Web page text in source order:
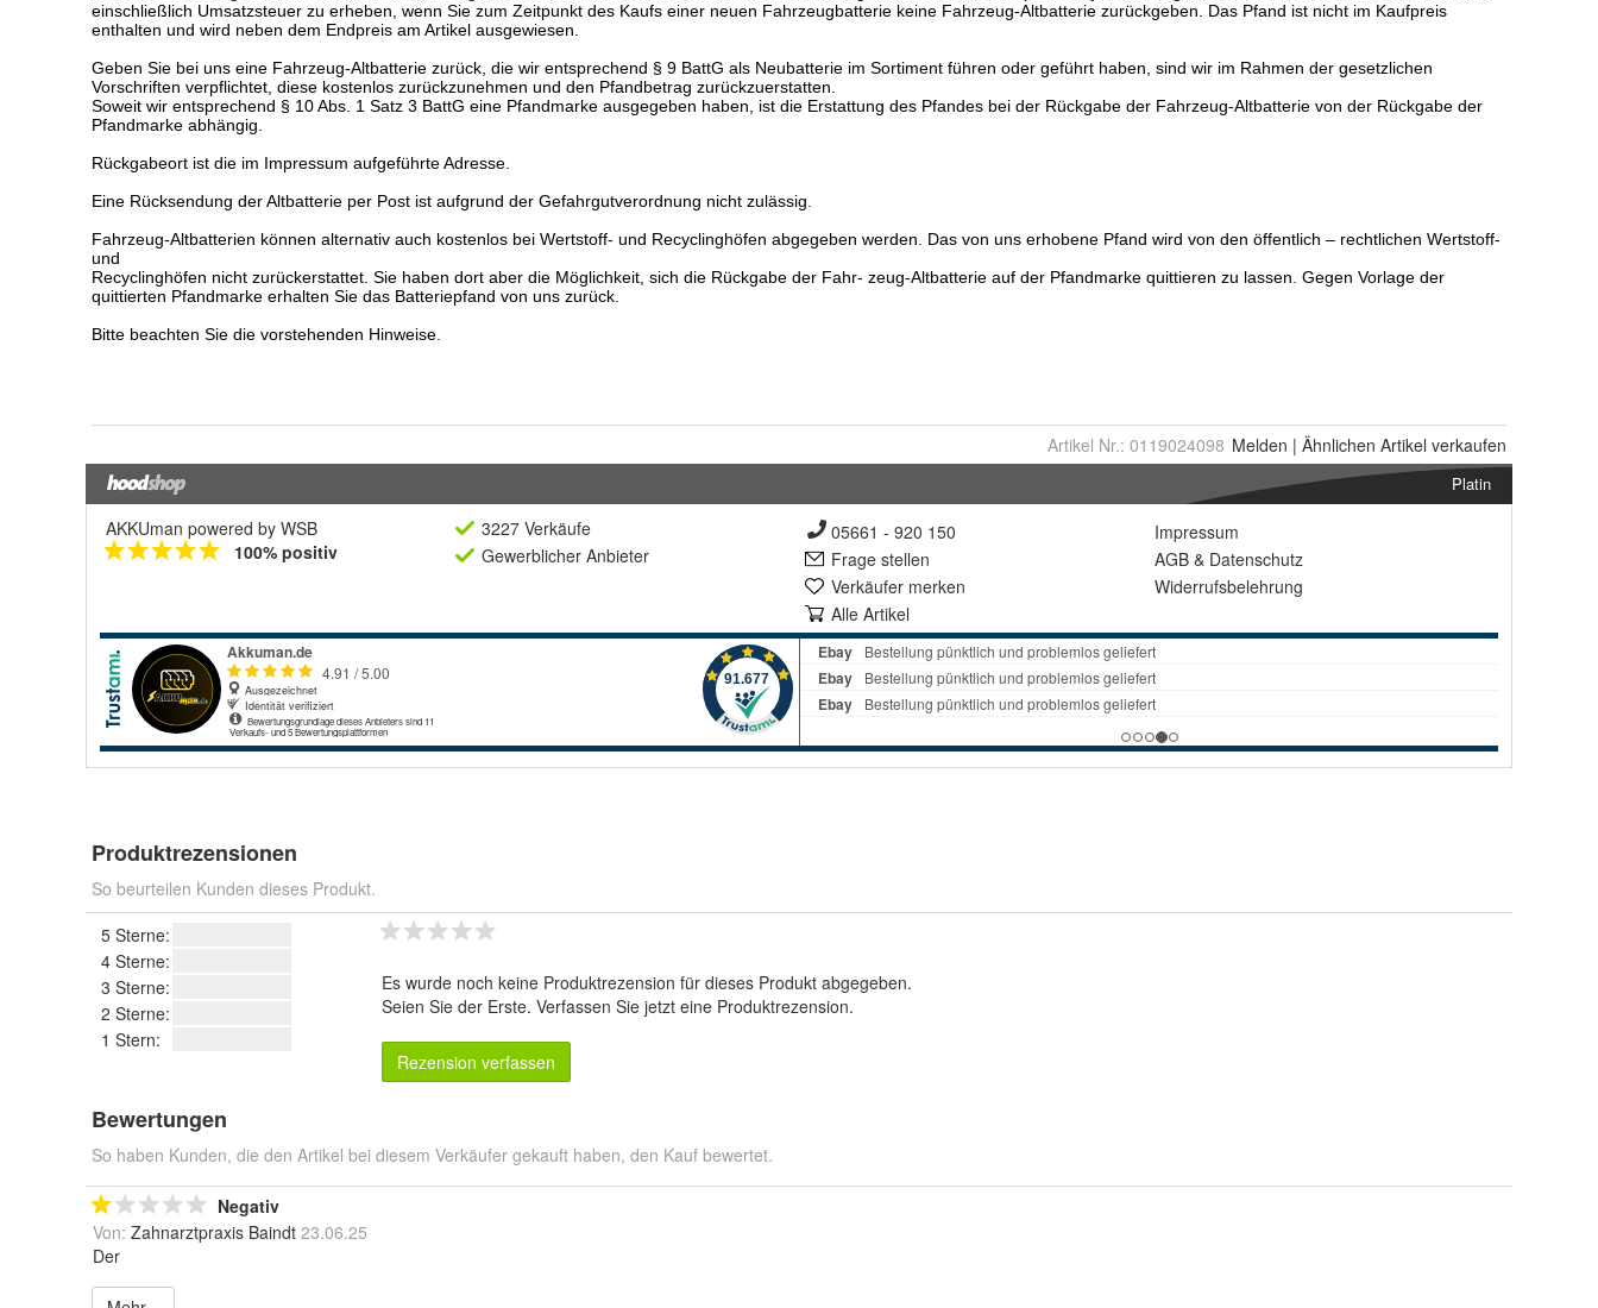
Artikel Nr.: 0119024098 Melden | Ähnlichen Artikel verkaufen
Platin
AKKUman powered by WSB
100% positiv
3227 Verkäufe
Gewerblicher Anbieter
05661 - 920 150
Frage stellen
Verkäufer merken
Alle Artikel
Impressum
AGB & Datenschutz
Widerrufsbelehrung
Produktrezensionen
So beurteilen Kunden dieses Produkt.
5 Sterne:
4 Sterne:
3 Sterne:
2 Sterne:
1 Stern:
Es wurde noch keine Produktrezension für dieses Produkt abgegeben.
Seien Sie der Erste. Verfassen Sie jetzt eine Produktrezension.
Rezension verfassen
Bewertungen
So haben Kunden, die den Artikel bei diesem Verkäufer gekauft haben, den Kauf bewertet.
Negativ
Von: Zahnarztpraxis Baindt 23.06.25
Der